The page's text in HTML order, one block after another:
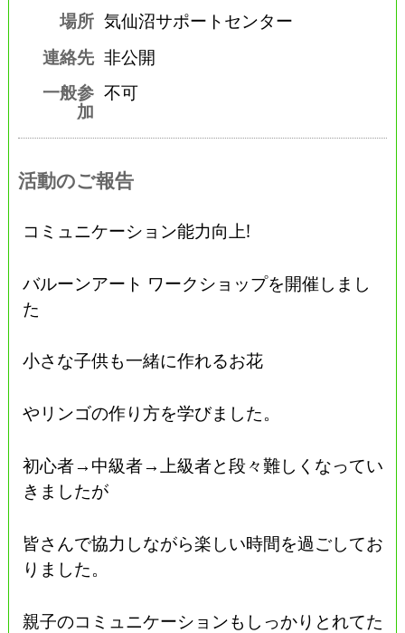
場所 気仙沼サポートセンター
連絡先 非公開
一般参
加
不可
活動のご報告
コミュニケーション能力向上!
バルーンアート ワークショップを開催しまし
た
小さな子供も一緒に作れるお花
やリンゴの作り方を学びました。
初心者→中級者→上級者と段々難しくなってい
きましたが
皆さんで協力しながら楽しい時間を過ごしてお
りました。
親子のコミュニケーションもしっかりとれてた